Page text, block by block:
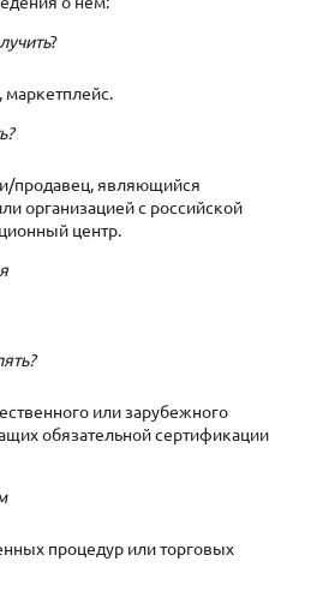
?
маркетплейс.
продавец, являющийся
организацией с российской
центр.
или зарубежного
обязательной сертификации
процедур или торговых